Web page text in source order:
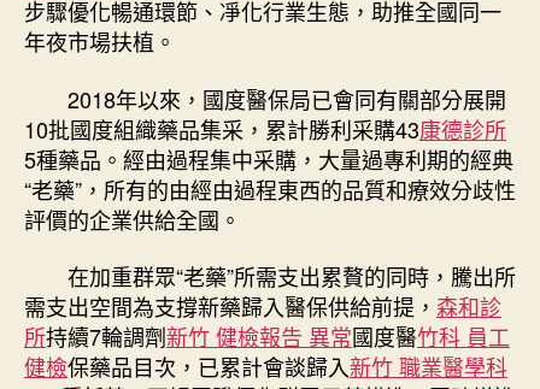
步驟優化暢通環節、凈化行業生態，助推全國同一
年夜市場扶植。
2018年以來，國度醫保局已會同有關部分展開
10批國度組織藥品集采，累計勝利采購43康德診所
5種藥品。經由過程集中采購，大量過專利期的經典
“老藥”，所有的由經由過程東西的品質和療效分歧性
評價的企業供給全國。
在加重群眾“老藥”所需支出累贅的同時，騰出所
需支出空間為支撐新藥歸入醫保供給前提， 森和診
所持續7輪調劑新竹 健檢報告 異常國度醫竹科 員工
健檢保藥品目次，已累計會談歸入新竹 職業醫學科